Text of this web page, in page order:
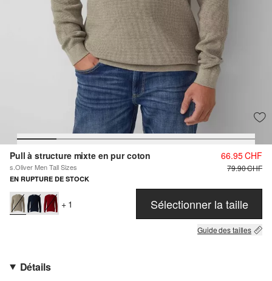
Pull à structure mixte en pur coton
s.Oliver Men Tall Sizes
66.95 CHF
79.90 CHF
EN RUPTURE DE STOCK
+ 1 Sélectionner la taille
Guide des tailles
Détails